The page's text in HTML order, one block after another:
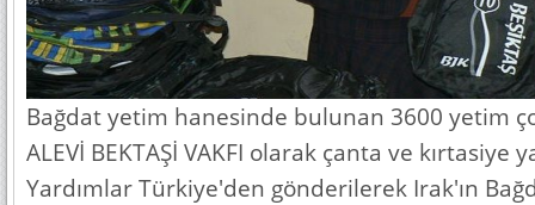
Bağdat yetim hanesinde bulunan 3600 yetim
ALEVİ BEKTAŞİ VAKFI olarak çanta ve kırtasiye
Yardımlar Türkiye'den gönderilerek Irak'ın